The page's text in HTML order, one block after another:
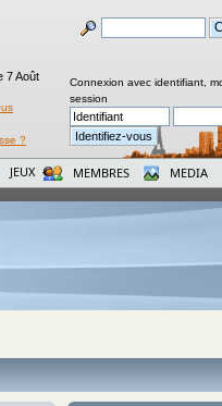
7 Août
?
Connexion avec identifiant,
session
JEUX MEMBRES MEDIA